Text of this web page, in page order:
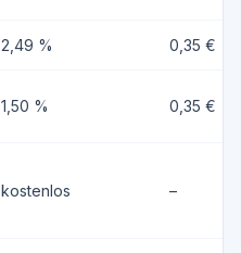
2,49 % 0,35 €
1,50 % 0,35 €
kostenlos –